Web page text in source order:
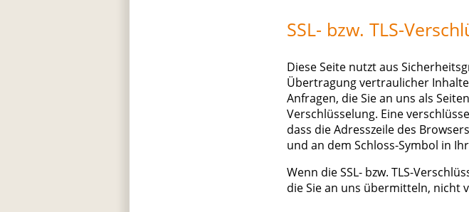
SSL- bzw. TLS-
Diese Seite nutzt aus
Übertragung vertraulicher
Anfragen, die Sie an uns als
Verschlüsselung. Eine
dass die Adresszeile des
und an dem Schloss-Symbol in
Wenn die SSL- bzw. TLS-
die Sie an uns übermitteln, nicht